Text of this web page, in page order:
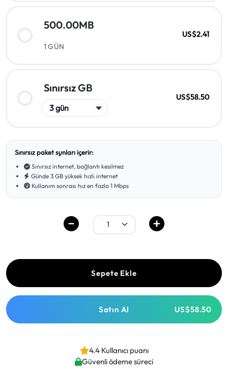
500.00MB
1 GÜN
US$2.41
Sınırsız GB
US$58.50
Sınırsız paket şunları içerir:
Sınırsız internet, bağlantı kesilmez
Günde 3 GB yüksek hızlı internet
Kullanım sonrası hız en fazla 1 Mbps
Sepete Ekle
Satın Al US$58.50
4.4 Kullanıcı puanı
Güvenli ödeme süreci